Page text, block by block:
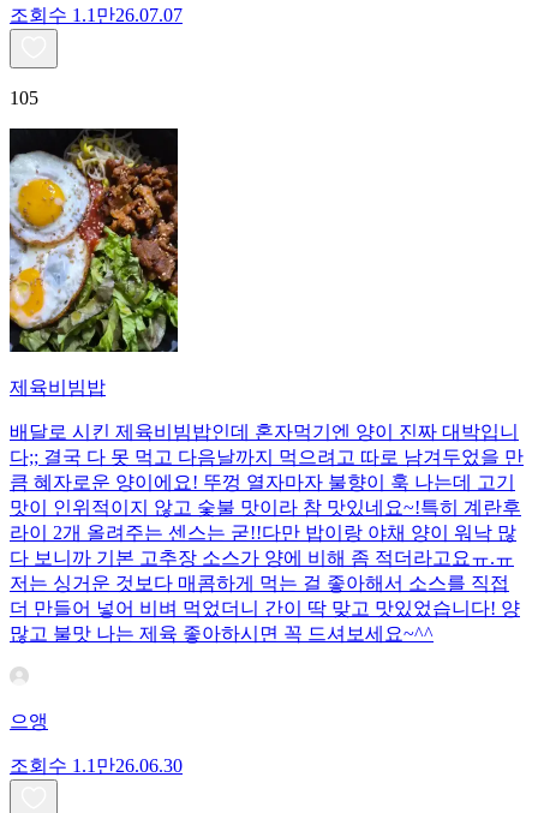
조회수 1.1만26.07.07
105
제육비빔밥
배달로 시킨 제육비빔밥인데 혼자먹기엔 양이 진짜 대박입니
다;; 결국 다 못 먹고 다음날까지 먹으려고 따로 남겨두었을 만
큼 혜자로운 양이에요! 뚜껑 열자마자 불향이 훅 나는데 고기
맛이 인위적이지 않고 숯불 맛이라 참 맛있네요~!특히 계란후
라이 2개 올려주는 센스는 굳!! ​다만 밥이랑 야채 양이 워낙 많
다 보니까 기본 고추장 소스가 양에 비해 좀 적더라고요ㅠ.ㅠ
저는 싱거운 것보다 매콤하게 먹는 걸 좋아해서 소스를 직접
더 만들어 넣어 비벼 먹었더니 간이 딱 맞고 맛있었습니다! 양
많고 불맛 나는 제육 좋아하시면 꼭 드셔보세요~^^
으앵
조회수 1.1만26.06.30